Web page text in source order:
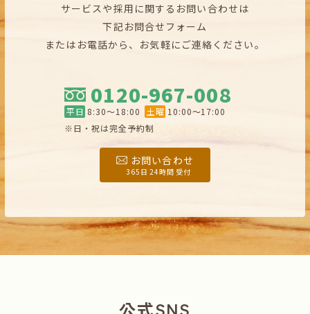
サービスや採用に関するお問い合わせは
下記お問合せフォーム
またはお電話から、お気軽にご連絡ください。
0120-967-008
平日 8:30〜18:00 土曜 10:00〜17:00
※日・祝は完全予約制
お問い合わせ
365日 24時間 受付
公式SNS